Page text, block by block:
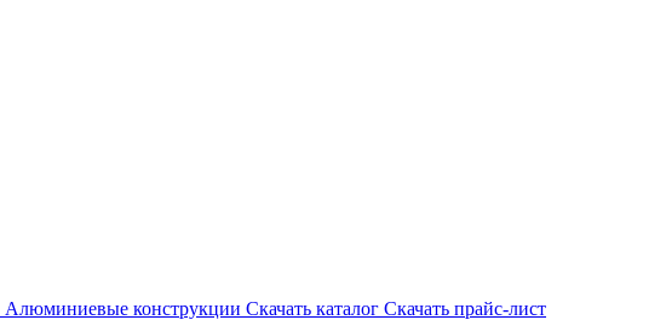
Алюминиевые конструкции Скачать каталог Скачать прайс-лист